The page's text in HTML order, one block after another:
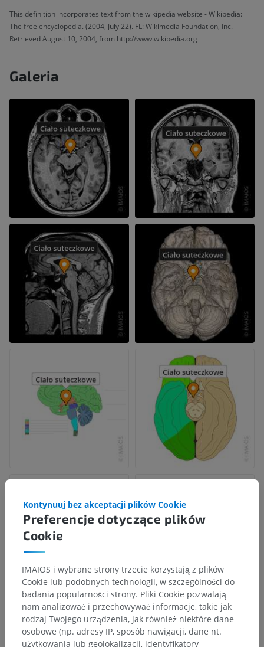
This definition incorporates text from the wikipedia website - Wikipedia:
The free encyclopedia. (2004, July 22). FL: Wikimedia Foundation, Inc.
Retrieved August 10, 2004, from http://www.wikipedia.org
Galeria
Preferencje dotyczące plików
Cookie
Kontynuuj bez akceptacji plików Cookie
IMAIOS i wybrane strony trzecie korzystają z plików
Cookie lub podobnych technologii, w szczególności do
badania popularności strony. Pliki Cookie pozwalają
nam analizować i przechowywać informacje, takie jak
rodzaj Twojego urządzenia, jak również niektóre dane
osobowe (np. adresy IP, sposób nawigacji, dane nt.
użytkowania lub geolokalizacji, identyfikatory